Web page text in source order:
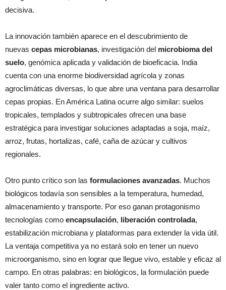
decisiva.
La innovación también aparece en el descubrimiento de
nuevas cepas microbianas, investigación del microbioma del
suelo, genómica aplicada y validación de bioeficacia. India
cuenta con una enorme biodiversidad agrícola y zonas
agroclimáticas diversas, lo que abre una ventana para desarrollar
cepas propias. En América Latina ocurre algo similar: suelos
tropicales, templados y subtropicales ofrecen una base
estratégica para investigar soluciones adaptadas a soja, maíz,
arroz, frutas, hortalizas, café, caña de azúcar y cultivos
regionales.
Otro punto crítico son las formulaciones avanzadas. Muchos
biológicos todavía son sensibles a la temperatura, humedad,
almacenamiento y transporte. Por eso ganan protagonismo
tecnologías como encapsulación, liberación controlada,
estabilización microbiana y plataformas para extender la vida útil.
La ventaja competitiva ya no estará solo en tener un nuevo
microorganismo, sino en lograr que llegue vivo, estable y eficaz al
campo. En otras palabras: en biológicos, la formulación puede
valer tanto como el ingrediente activo.